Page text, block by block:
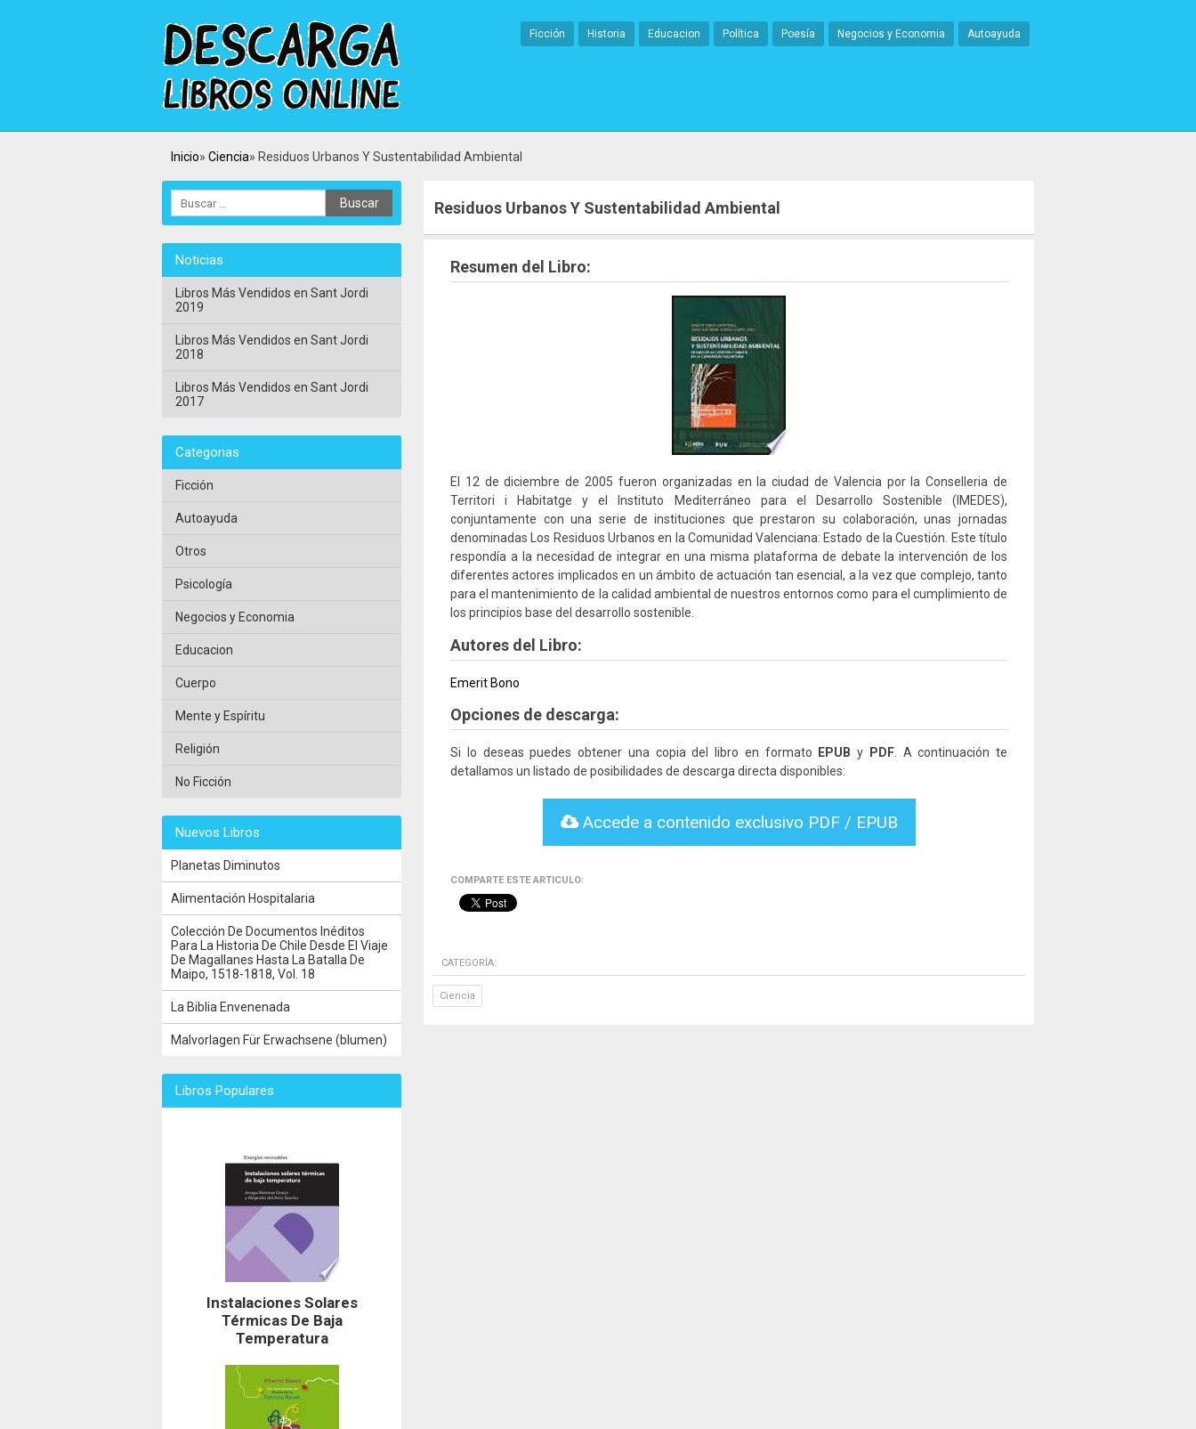
Ficción Historia Educacion Política Poesía Negocios y Economia Autoayuda
Inicio Ciencia Residuos Urbanos Y Sustentabilidad Ambiental
Residuos Urbanos Y Sustentabilidad Ambiental
Resumen del Libro:
El 12 de diciembre de 2005 fueron organizadas en la ciudad de Valencia por la Conselleria de
Territori i Habitatge y el Instituto Mediterráneo para el Desarrollo Sostenible (IMEDES),
conjuntamente con una serie de instituciones que prestaron su colaboración, unas jornadas
denominadas Los Residuos Urbanos en la Comunidad Valenciana: Estado de la Cuestión. Este título
respondía a la necesidad de integrar en una misma plataforma de debate la intervención de los
diferentes actores implicados en un ámbito de actuación tan esencial, a la vez que complejo, tanto
para el mantenimiento de la calidad ambiental de nuestros entornos como para el cumplimiento de
los principios base del desarrollo sostenible.
Autores del Libro:
Emerit Bono
Opciones de descarga:
Si lo deseas puedes obtener una copia del libro en formato EPUB y PDF. A continuación te
detallamos un listado de posibilidades de descarga directa disponibles:
Accede a contenido exclusivo PDF / EPUB
COMPARTE ESTE ARTICULO:
CATEGORÍA:
Ciencia
Noticias
Libros Más Vendidos en Sant Jordi
2019
Libros Más Vendidos en Sant Jordi
2018
Libros Más Vendidos en Sant Jordi
2017
Categorias
Ficción
Autoayuda
Otros
Psicología
Negocios y Economia
Educacion
Cuerpo
Mente y Espíritu
Religión
No Ficción
Nuevos Libros
Planetas Diminutos
Alimentación Hospitalaria
Colección De Documentos Inéditos
Para La Historia De Chile Desde El Viaje
De Magallanes Hasta La Batalla De
Maipo, 1518-1818, Vol. 18
La Biblia Envenenada
Malvorlagen Für Erwachsene (blumen)
Libros Populares
Instalaciones Solares
Térmicas De Baja
Temperatura